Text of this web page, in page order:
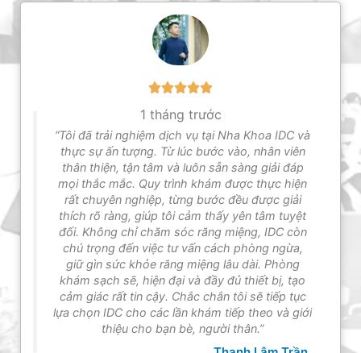
1 tháng trước
“Tôi đã trải nghiệm dịch vụ tại Nha Khoa IDC và
thực sự ấn tượng. Từ lúc bước vào, nhân viên
thân thiện, tận tâm và luôn sẵn sàng giải đáp
mọi thắc mắc. Quy trình khám được thực hiện
rất chuyên nghiệp, từng bước đều được giải
thích rõ ràng, giúp tôi cảm thấy yên tâm tuyệt
đối. Không chỉ chăm sóc răng miệng, IDC còn
chú trọng đến việc tư vấn cách phòng ngừa,
giữ gìn sức khỏe răng miệng lâu dài. Phòng
khám sạch sẽ, hiện đại và đầy đủ thiết bị, tạo
cảm giác rất tin cậy. Chắc chắn tôi sẽ tiếp tục
lựa chọn IDC cho các lần khám tiếp theo và giới
thiệu cho bạn bè, người thân.”